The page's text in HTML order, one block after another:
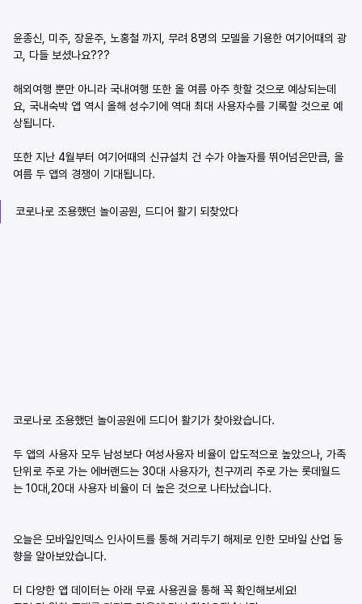
윤종신, 미주, 장윤주, 노홍철 까지, 무려 8명의 모델을 기용한 여기어때의 광
고, 다들 보셨나요???
해외여행 뿐만 아니라 국내여행 또한 올 여름 아주 핫할 것으로 예상되는데
요, 국내숙박 앱 역시 올해 성수기에 역대 최대 사용자수를 기록할 것으로 예
상됩니다.
또한 지난 4월부터 여기어때의 신규설치 건 수가 야놀자를 뛰어넘은만큼, 올
여름 두 앱의 경쟁이 기대됩니다.
코로나로 조용했던 놀이공원, 드디어 활기 되찾았다
코로나로 조용했던 놀이공원에 드디어 활기가 찾아왔습니다.
두 앱의 사용자 모두 남성보다 여성사용자 비율이 압도적으로 높았으나, 가족
단위로 주로 가는 에버랜드는 30대 사용자가, 친구끼리 주로 가는 롯데월드
는 10대,20대 사용자 비율이 더 높은 것으로 나타났습니다.
오늘은 모바일인덱스 인사이트를 통해 거리두기 해제로 인한 모바일 산업 동
향을 알아보았습니다.
더 다양한 앱 데이터는 아래 무료 사용권을 통해 꼭 확인해보세요!